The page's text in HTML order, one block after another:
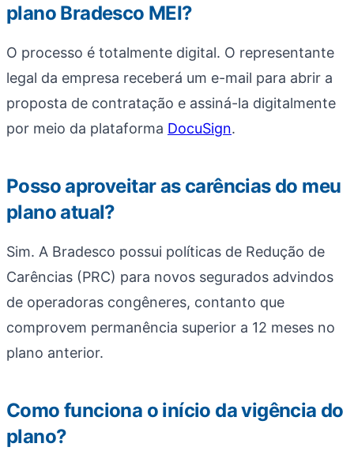
plano Bradesco MEI?
O processo é totalmente digital. O representante
legal da empresa receberá um e-mail para abrir a
proposta de contratação e assiná-la digitalmente
por meio da plataforma DocuSign.
Posso aproveitar as carências do meu
plano atual?
Sim. A Bradesco possui políticas de Redução de
Carências (PRC) para novos segurados advindos
de operadoras congêneres, contanto que
comprovem permanência superior a 12 meses no
plano anterior.
Como funciona o início da vigência do
plano?